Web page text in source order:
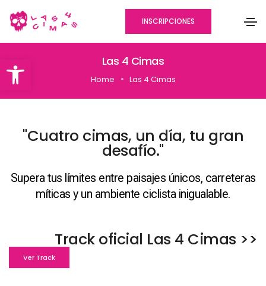
Abrir barra de herramientas
INSCRIPCIONES
Las 4 Cimas
Home Las 4 Cimas
"Cuatro cimas, un día, tu gran
desafío."
Supera tus límites entre paisajes únicos, carreteras
míticas y un ambiente ciclista inigualable.
Track oficial Las 4 Cimas >>
Ver Track